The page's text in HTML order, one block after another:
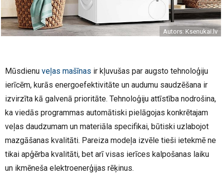
Autors: Ksenukai.lv
Mūsdienu veļas mašīnas ir kļuvušas par augsto tehnoloģiju
ierīcēm, kurās energoefektivitāte un audumu saudzēšana ir
izvirzīta kā galvenā prioritāte. Tehnoloģiju attīstība nodrošina,
ka viedās programmas automātiski pielāgojas konkrētajam
veļas daudzumam un materiāla specifikai, būtiski uzlabojot
mazgāšanas kvalitāti. Pareiza modeļa izvēle tieši ietekmē ne
tikai apģērba kvalitāti, bet arī visas ierīces kalpošanas laiku
un ikmēneša elektroenerģijas rēķinus.